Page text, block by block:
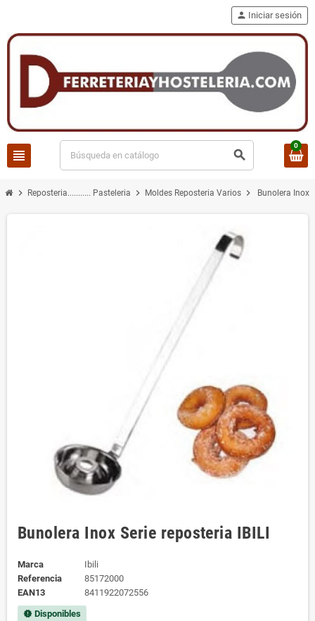
view_headline search
person Iniciar sesión
0
chevron_right Reposteria........... Pasteleria chevron_right Moldes Reposteria Varios chevron_right Bunolera Inox
Bunolera Inox Serie reposteria IBILI
Marca
Ibili
Referencia
85172000
EAN13
8411922072556
new_releases Disponibles